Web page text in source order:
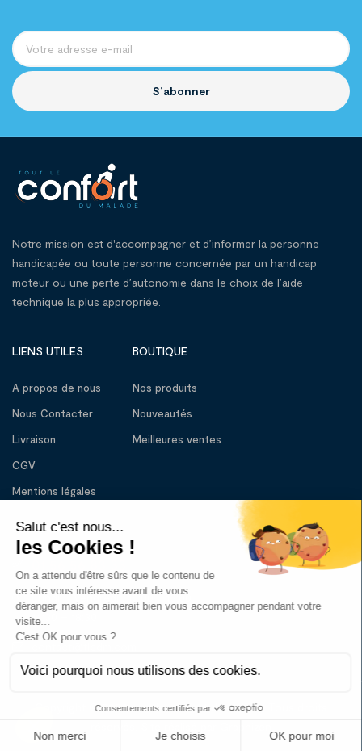
S’abonner
Notre mission est d'accompagner et d’informer la personne
handicapée ou toute personne concernée par un handicap
moteur ou une perte d’autonomie dans le choix de l’aide
technique la plus appropriée.
LIENS UTILES
A propos de nous
Nous Contacter
Livraison
CGV
Mentions légales
BOUTIQUE
Nos produits
Nouveautés
Meilleures ventes
BESOIN D’AIDE
Lundi – Vendredi : 10:00 - 13:00
14:30 – 18:30
contact@tlcdm.com
Copyright © 2023 tout le confort du malade. Tous droits